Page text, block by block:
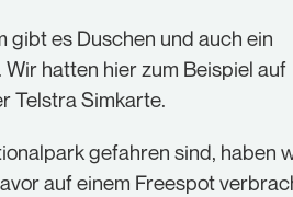
gibt es Duschen und auch ein
hatten hier zum Beispiel auf
Telstra Simkarte.
gefahren sind, haben
auf einem Freespot